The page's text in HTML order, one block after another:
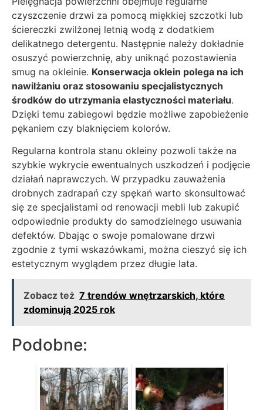
czyszczenie drzwi za pomocą miękkiej szczotki lub
ściereczki zwilżonej letnią wodą z dodatkiem
delikatnego detergentu. Następnie należy dokładnie
osuszyć powierzchnię, aby uniknąć pozostawienia
smug na okleinie. Konserwacja oklein polega na ich
nawilżaniu oraz stosowaniu specjalistycznych
środków do utrzymania elastyczności materiału.
Dzięki temu zabiegowi będzie możliwe zapobieżenie
pękaniem czy blaknięciem kolorów.
Regularna kontrola stanu okleiny pozwoli także na
szybkie wykrycie ewentualnych uszkodzeń i podjęcie
działań naprawczych. W przypadku zauważenia
drobnych zadrapań czy spękań warto skonsultować
się ze specjalistami od renowacji mebli lub zakupić
odpowiednie produkty do samodzielnego usuwania
defektów. Dbając o swoje pomalowane drzwi
zgodnie z tymi wskazówkami, można cieszyć się ich
estetycznym wyglądem przez długie lata.
Zobacz też 7 trendów wnętrzarskich, które
zdominują 2025 rok
Podobne: